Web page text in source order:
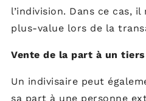
l’indivision. Dans ce cas, il
plus-value lors de la
Vente de la part à un
Un indivisaire peut
sa part à une personne